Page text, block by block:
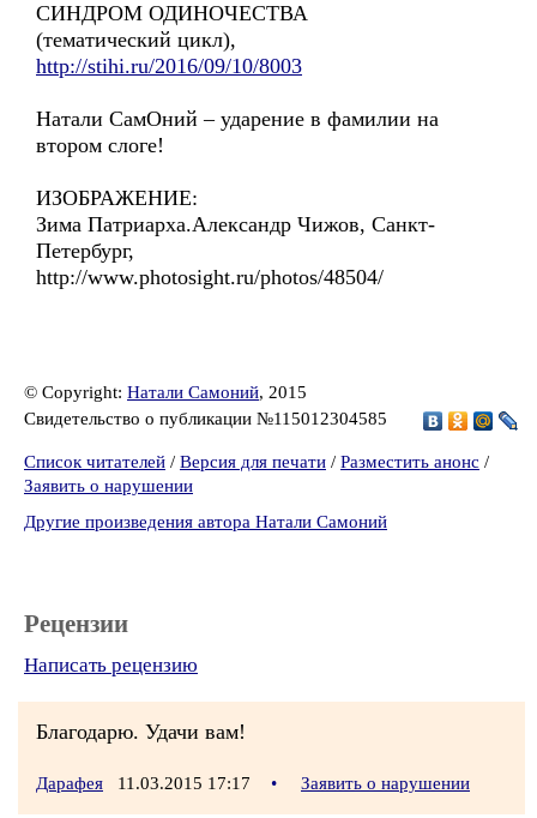
СИНДРОМ ОДИНОЧЕСТВА
(тематический цикл),
http://stihi.ru/2016/09/10/8003
Натали СамОний – ударение в фамилии на
втором слоге!
ИЗОБРАЖЕНИЕ:
Зима Патриарха.Александр Чижов, Санкт-
Петербург,
http://www.photosight.ru/photos/48504/
© Copyright: Натали Самоний, 2015
Свидетельство о публикации №115012304585
Список читателей / Версия для печати / Разместить анонс /
Заявить о нарушении
Другие произведения автора Натали Самоний
Рецензии
Написать рецензию
Благодарю. Удачи вам!
Дарафея 11.03.2015 17:17 • Заявить о нарушении